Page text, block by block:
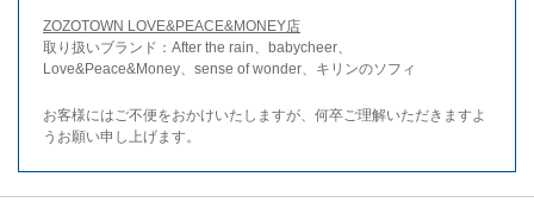
ZOZOTOWN LOVE&PEACE&MONEY店
取り扱いブランド：After the rain、babycheer、
Love&Peace&Money、sense of wonder、キリンのソフィ
お客様にはご不便をおかけいたしますが、何卒ご理解いただきますよ
うお願い申し上げます。